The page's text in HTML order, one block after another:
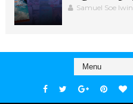
Samuel Soe lwin